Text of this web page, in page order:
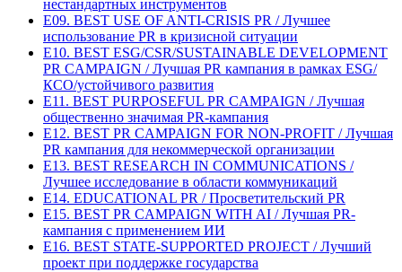
нестандартных инструментов
E09. BEST USE OF ANTI-CRISIS PR / Лучшее
использование PR в кризисной ситуации
E10. BEST ESG/CSR/SUSTAINABLE DEVELOPMENT
PR CAMPAIGN / Лучшая PR кампания в рамках ESG/
КСО/устойчивого развития
E11. BEST PURPOSEFUL PR CAMPAIGN / Лучшая
общественно значимая PR-кампания
E12. BEST PR CAMPAIGN FOR NON-PROFIT / Лучшая
PR кампания для некоммерческой организации
E13. BEST RESEARCH IN COMMUNICATIONS /
Лучшее исследование в области коммуникаций
E14. EDUCATIONAL PR / Просветительский PR
E15. BEST PR CAMPAIGN WITH AI / Лучшая PR-
кампания с применением ИИ
E16. BEST STATE-SUPPORTED PROJECT / Лучший
проект при поддержке государства